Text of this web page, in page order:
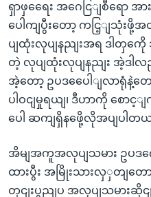
ရှာဖှရေေး အဂေငြျစီရော
ပေါကျပွီးတော့ ကငြ့ျသုံးဖို့
ပျထုံးလုပျနညျးအရ ဒါတှကေို
တဲ့ လုပျထုံးလုပျနညျး အဲ့ဒါလည
အဲ့တော့ ဥပဒပေေါျလာရုံနဲ့တေ
ပါဝငျမှုရယျ၊ ဒီဟာကို စောင့
ပေါ ဆကျရှိနဖေို့လိုအပျပါတယ
အိမျအကူအလုပျသမား ဥပဒကွ
ထားပွီး အမြိုးသားလှှတျတေ
တှငျးပွညျပ အလုပျသမား